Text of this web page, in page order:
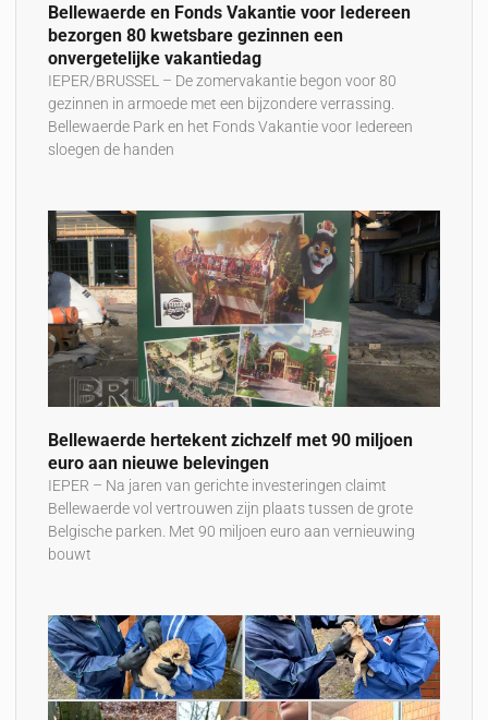
Bellewaerde en Fonds Vakantie voor Iedereen
bezorgen 80 kwetsbare gezinnen een
onvergetelijke vakantiedag
IEPER/BRUSSEL – De zomervakantie begon voor 80
gezinnen in armoede met een bijzondere verrassing.
Bellewaerde Park en het Fonds Vakantie voor Iedereen
sloegen de handen
Bellewaerde hertekent zichzelf met 90 miljoen
euro aan nieuwe belevingen
IEPER – Na jaren van gerichte investeringen claimt
Bellewaerde vol vertrouwen zijn plaats tussen de grote
Belgische parken. Met 90 miljoen euro aan vernieuwing
bouwt